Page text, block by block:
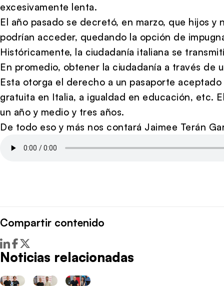
excesivamente lenta.
El año pasado se decretó, en marzo, que hijos y
podrían acceder, quedando la opción de
Históricamente, la ciudadanía italiana se
En promedio, obtener la ciudadanía a través de
Esta otorga el derecho a un pasaporte
gratuita en Italia, a igualdad en educación, etc.
un año y medio y tres años.
De todo eso y más nos contará Jaimee Terán
Compartir contenido
Noticias relacionadas